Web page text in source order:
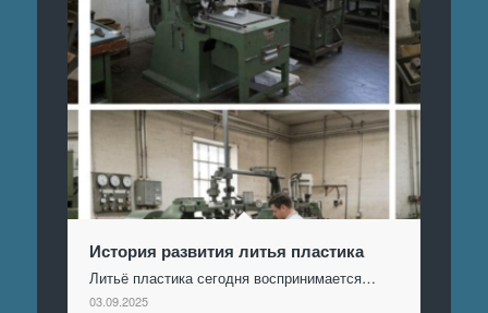
История развития литья пластика
Литьё пластика сегодня воспринимается…
03.09.2025